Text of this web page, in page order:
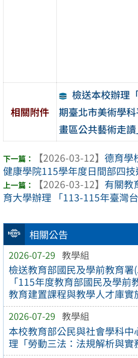
相關公告
2026-07-29 教學組
檢送教育部國民及學前教育署
「115年度教育部國民及學前
教育建置課程與教學人才庫實
2026-07-29 教學組
本校教育部公民與社會學科
理「勞動三法：法規解析與實
相關附件
檢送本校辦理
期臺北市美術學
畫區公共藝術走
【2026-03-12】 德育學
健康學院115學年度日間部四技
【2026-03-12】 有關教
育大學辦理 「113-115年臺灣